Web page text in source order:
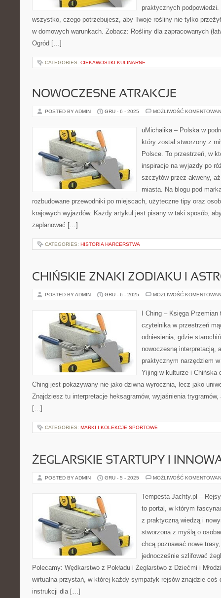
praktycznych
wszystko, czego potrzebujesz, aby Twoje rośliny nie tylko
w domowych warunkach. Zobacz: Rośliny dla zapracowanych
Ogród […]
CATEGORIES: CIEKAWOSTKI KULINARNE
NOWOCZESNE ATRAKCJE
POSTED BY ADMIN GRU - 6 - 2025 MOŻLIWOŚĆ
uMichalika – Polska w
który został stworzony z
Polsce. To przestrzeń, w
inspiracje na wyjazdy po
szczytów przez akweny,
miasta. Na blogu pod
rozbudowane przewodniki po miejscach, użyteczne tipy oraz
krajowych wyjazdów. Każdy artykuł jest pisany w taki sposób,
zaplanować […]
CATEGORIES: HISTORIA HARCERSTWA
CHIŃSKIE ZNAKI ZODIAKU I
POSTED BY ADMIN GRU - 6 - 2025 MOŻLIWOŚĆ
I Ching – Księga
czytelnika w przestrzeń
odniesienia, gdzie
nowoczesną interpretacją,
praktycznym narzędziem
Yijing w kulturze i Chińska
Ching jest pokazywany nie jako dziwna wyrocznia, lecz jako
Znajdziesz tu interpretacje heksagramów, wyjaśnienia
[…]
CATEGORIES: MARKI I KOLEKCJE SPORTOWE
ŻEGLARSKIE STARTUPY I
POSTED BY ADMIN GRU - 5 - 2025 MOŻLIWOŚĆ
Tempesta-Jachty.pl –
to portal, w którym
z praktyczną wiedzą i
stworzona z myślą o
chcą poznawać nowe
jednocześnie szlifować
Polecamy: Wędkarstwo z Pokładu i Żeglarstwo z Dziećmi i
wirtualna przystań, w której każdy sympatyk rejsów znajdzie coś
instrukcji dla […]